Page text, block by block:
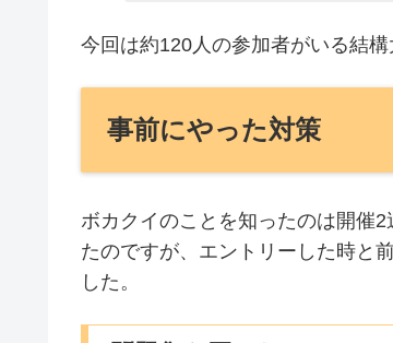
今回は約120人の参加者がいる結構
事前にやった対策
ボカクイのことを知ったのは開催
たのですが、エントリーした時と
した。